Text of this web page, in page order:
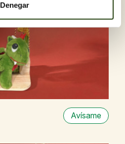
Denegar
Avísame